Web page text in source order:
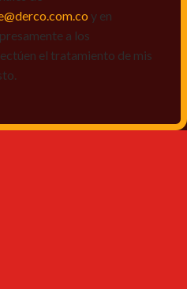
y en
a los
el tratamiento de mis